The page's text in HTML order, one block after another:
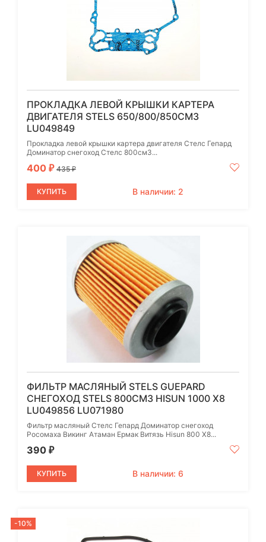
ПРОКЛАДКА ЛЕВОЙ КРЫШКИ КАРТЕРА
ДВИГАТЕЛЯ STELS 650/800/850СМ3
LU049849
Прокладка левой крышки картера двигателя Стелс Гепард
Доминатор снегоход Стелс 800см3...
400 ₽ 435₽
КУПИТЬ В наличии: 2
ФИЛЬТР МАСЛЯНЫЙ STELS GUEPARD
СНЕГОХОД STELS 800СМ3 HISUN 1000 X8
LU049856 LU071980
Фильтр масляный Стелс Гепард Доминатор снегоход
Росомаха Викинг Атаман Ермак Витязь Hisun 800 X8...
390 ₽
КУПИТЬ В наличии: 6
-10%